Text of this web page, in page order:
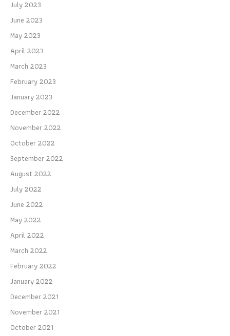
July 2023
June 2023
May 2023
April 2023
March 2023
February 2023
January 2023
December 2022
November 2022
October 2022
September 2022
August 2022
July 2022
June 2022
May 2022
April 2022
March 2022
February 2022
January 2022
December 2021
November 2021
October 2021